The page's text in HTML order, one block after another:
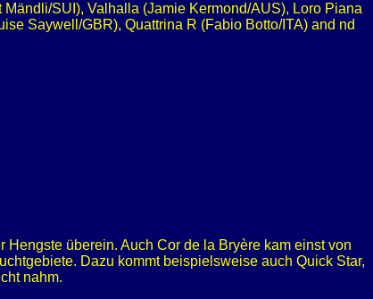
SUI), Valhalla (Jamie Kermond/AUS), Loro Piana
Saywell/GBR), Quattrina R (Fabio Botto/ITA) and nd
überein. Auch Cor de la Bryère kam einst von
Dazu kommt beispielsweise auch Quick Star,
nahm.